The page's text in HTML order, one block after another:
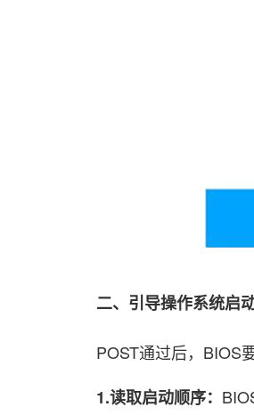
二、引导操作系统启
POST通过后，BIOS要
1.读取启动顺序：